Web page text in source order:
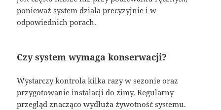
ponieważ system działa precyzyjnie i w
odpowiednich porach.
Czy system wymaga konserwacji?
Wystarczy kontrola kilka razy w sezonie oraz
przygotowanie instalacji do zimy. Regularny
przegląd znacząco wydłuża żywotność systemu.